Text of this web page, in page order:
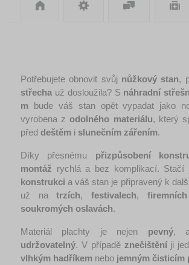
Potřebujete obnovit svůj nůžkový stan
střecha už dosloužila? S náhradní
m bude váš stan opět vypadat jako
vyrobena z odolného materiálu, který
před deštěm i slunečním zářením.
Díky přesnému přizpůsobení
montáž
konstrukci a váš stan je připravený k
už na trzích, festivalech,
soukromých oslavách.
Materiál plachty je nejen pevný,
udržovatelný. V případě znečištění
vlhkým hadříkem nebo jemným čisticím